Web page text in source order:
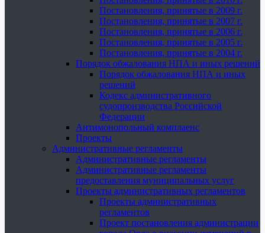
Постановления, принятые в 2009 г.
Постановления, принятые в 2007 г.
Постановления, принятые в 2006 г.
Постановления, принятые в 2005 г.
Постановления, принятые в 2004 г.
Порядок обжалования НПА и иных решений
Порядок обжалования НПА и иных
решений
Кодекс административного
судопроизводства Российской
Федерации
Антимонопольный комплаенс
Проекты
Административные регламенты
Административные регламенты
Административные регламенты
предоставления муниципальных услуг
Проекты административных регламентов
Проекты административных
регламентов
Проект постановления администрации